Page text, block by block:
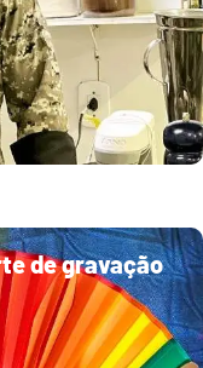
de gravação